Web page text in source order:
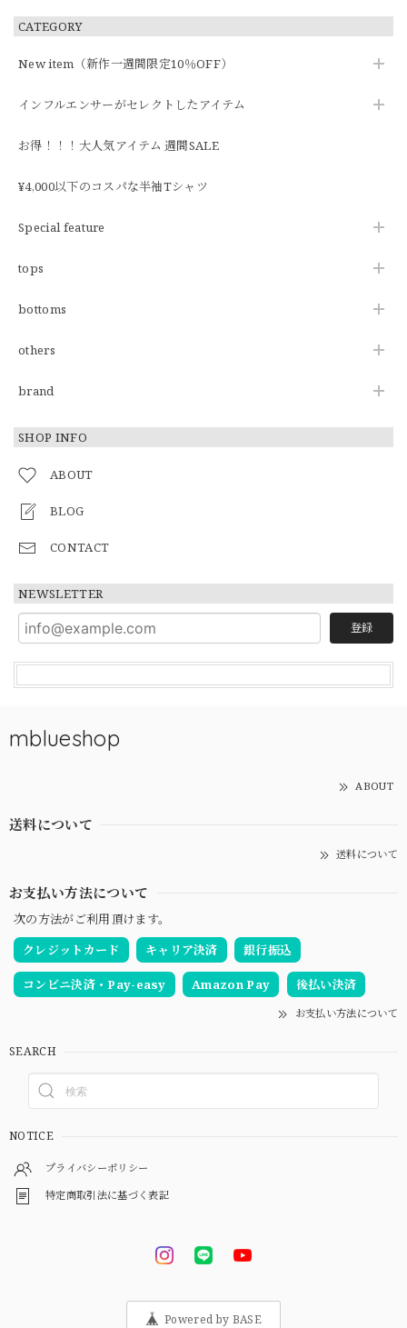
CATEGORY
New item（新作一週間限定10％OFF）
インフルエンサーがセレクトしたアイテム
お得！！！大人気アイテム 週間SALE
¥4,000以下のコスパな半袖Tシャツ
Special feature
tops
bottoms
others
brand
SHOP INFO
ABOUT
BLOG
CONTACT
NEWSLETTER
登録
mblueshop
ABOUT
送料について
送料について
お支払い方法について
次の方法がご利用頂けます。
クレジットカード
キャリア決済 銀行振込
コンビニ決済・Pay-easy Amazon Pay 後払い決済
お支払い方法について
SEARCH
NOTICE
プライバシーポリシー
特定商取引法に基づく表記
Powered by BASE